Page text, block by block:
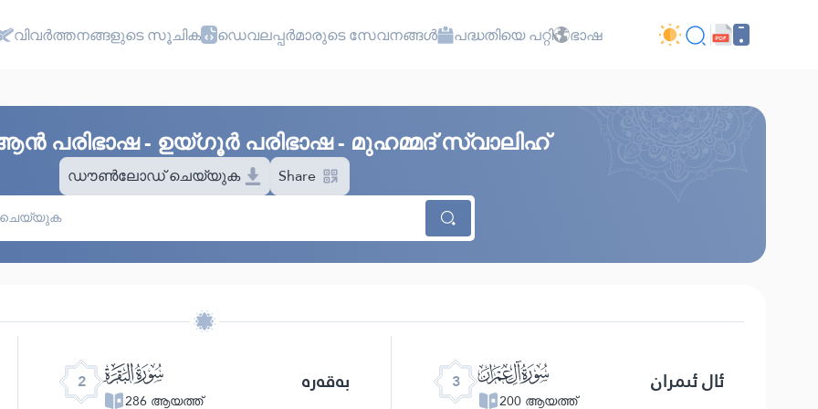
വിവർത്തനങ്ങളുടെ സൂചിക ഡെവലപ്പർമാരുടെ സേവനങ്ങൾ പദ്ധതിയെ പറ്റി ഭാഷ
പരിഭാഷ - ഉയ്‌ഗൂർ പരിഭാഷ - മുഹമ്മദ് സ്വാലിഹ്
ഡൗൺലോഡ് ചെയ്യുക Share
2 ﮎ
286 ആയത്ത്
بەقەرە 3 ﮏ
200 ആയത്ത്
ئال ئىمران